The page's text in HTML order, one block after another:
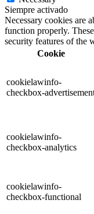
Siempre activado
Necessary cookies are
function properly.
security features of the
Cookie
cookielawinfo-
checkbox-
cookielawinfo-
checkbox-analytics
cookielawinfo-
checkbox-functional